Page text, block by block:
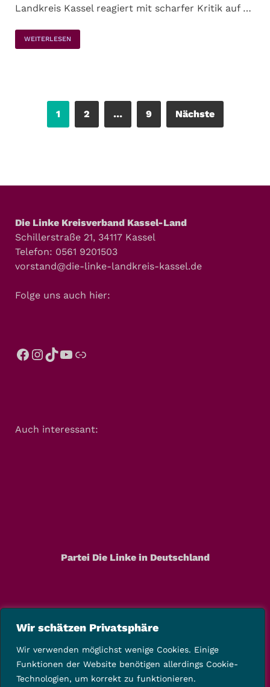
Wir schätzen Privatsphäre
Wir verwenden möglichst wenige Cookies. Einige
Funktionen der Website benötigen allerdings Cookie-
Technologien, um korrekt zu funktionieren.
Landkreis Kassel reagiert mit scharfer Kritik auf …
WEITERLESEN
1 2 … 9 Nächste
Die Linke Kreisverband Kassel-Land
Schillerstraße 21, 34117 Kassel
Telefon: 0561 9201503
vorstand@die-linke-landkreis-kassel.de
Folge uns auch hier:
Auch interessant:
Partei Die Linke in Deutschland